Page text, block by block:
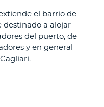
el barrio de
destinado a alojar
del puerto, de
y en general